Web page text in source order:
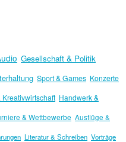
Gesellschaft & Politik
Sport & Games Konzerte
Kreativwirtschaft Handwerk &
& Wettbewerbe Ausflüge &
Literatur & Schreiben Vorträge